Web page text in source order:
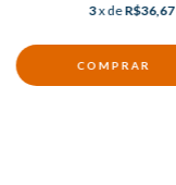
3x deR$36,67
COMPRAR